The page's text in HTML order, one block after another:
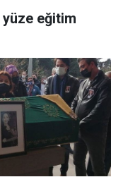
yüze eğitim